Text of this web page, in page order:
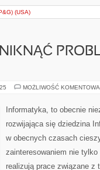
(USA)
MOŻLIWOŚĆ
Informatyka, to obecnie
rozwijająca się dziedzina
w obecnych czasach
zainteresowaniem nie
realizują prace związane